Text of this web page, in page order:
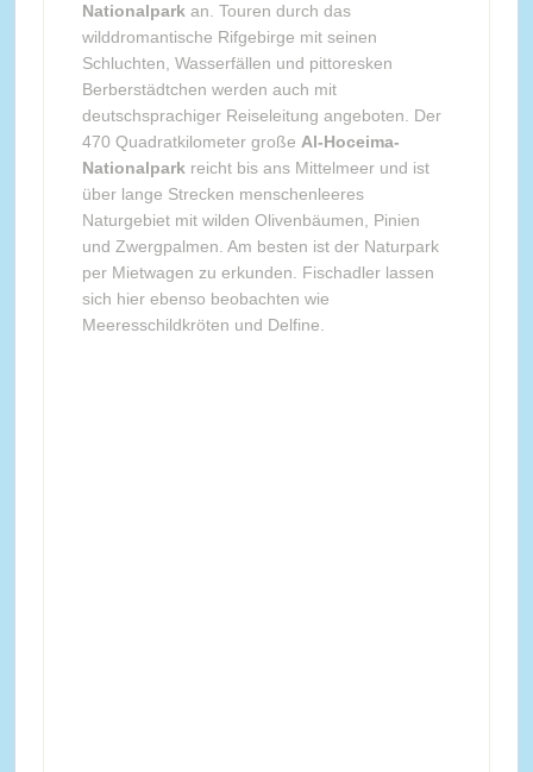
Nationalparkan. Touren durch das
wilddromantische Rifgebirge mit seinen
Schluchten, Wasserfällen und pittoresken
Berberstädtchen werden auch mit
deutschsprachiger Reiseleitung angeboten. Der
470 Quadratkilometer große Al-Hoceima-
Nationalparkreicht bis ans Mittelmeer und ist
über lange Strecken menschenleeres
Naturgebiet mit wilden Olivenbäumen, Pinien
und Zwergpalmen. Am besten ist der Naturpark
per Mietwagen zu erkunden. Fischadler lassen
sich hier ebenso beobachten wie
Meeresschildkröten und Delfine.